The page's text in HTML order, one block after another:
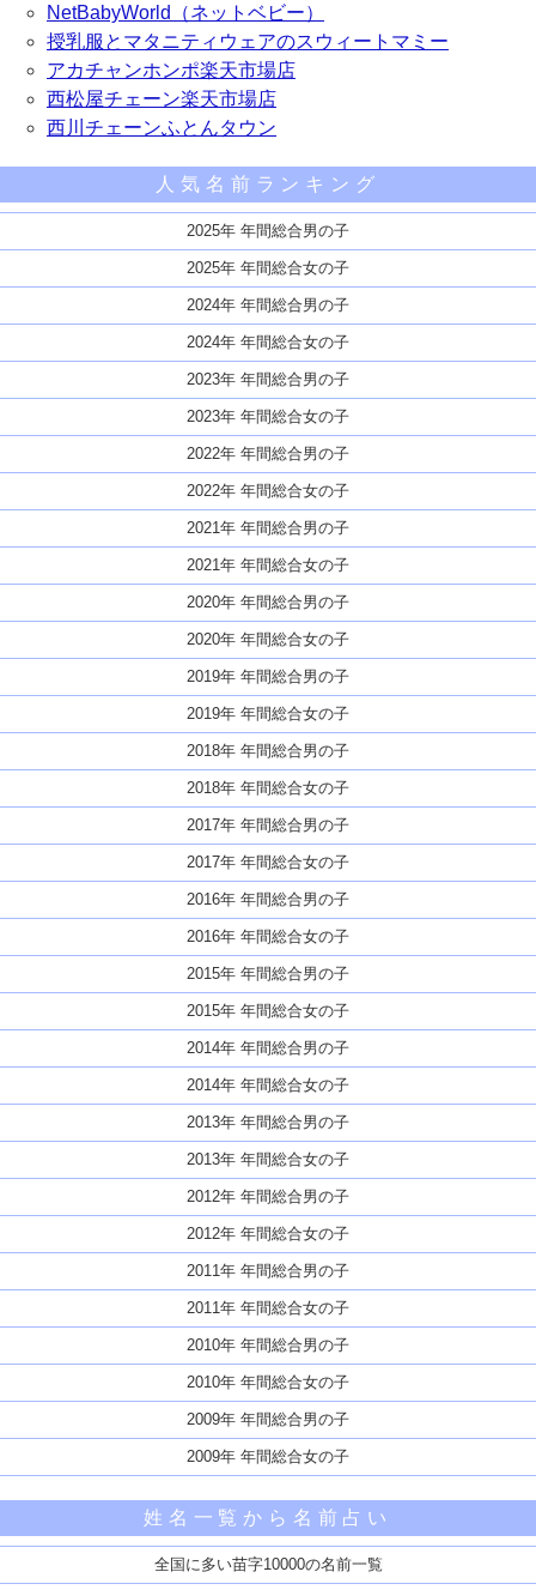
NetBabyWorld（ネットベビー）
授乳服とマタニティウェアのスウィートマミー
アカチャンホンポ楽天市場店
西松屋チェーン楽天市場店
西川チェーンふとんタウン
人気名前ランキング
2025年 年間総合男の子
2025年 年間総合女の子
2024年 年間総合男の子
2024年 年間総合女の子
2023年 年間総合男の子
2023年 年間総合女の子
2022年 年間総合男の子
2022年 年間総合女の子
2021年 年間総合男の子
2021年 年間総合女の子
2020年 年間総合男の子
2020年 年間総合女の子
2019年 年間総合男の子
2019年 年間総合女の子
2018年 年間総合男の子
2018年 年間総合女の子
2017年 年間総合男の子
2017年 年間総合女の子
2016年 年間総合男の子
2016年 年間総合女の子
2015年 年間総合男の子
2015年 年間総合女の子
2014年 年間総合男の子
2014年 年間総合女の子
2013年 年間総合男の子
2013年 年間総合女の子
2012年 年間総合男の子
2012年 年間総合女の子
2011年 年間総合男の子
2011年 年間総合女の子
2010年 年間総合男の子
2010年 年間総合女の子
2009年 年間総合男の子
2009年 年間総合女の子
姓名一覧から名前占い
全国に多い苗字10000の名前一覧